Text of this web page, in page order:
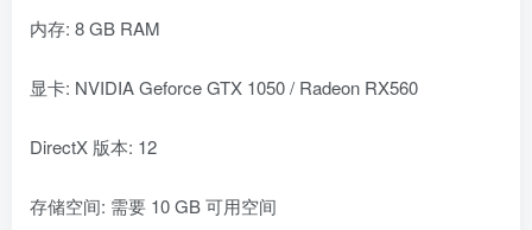
内存: 8 GB RAM
显卡: NVIDIA Geforce GTX 1050 / Radeon RX560
DirectX 版本: 12
存储空间: 需要 10 GB 可用空间